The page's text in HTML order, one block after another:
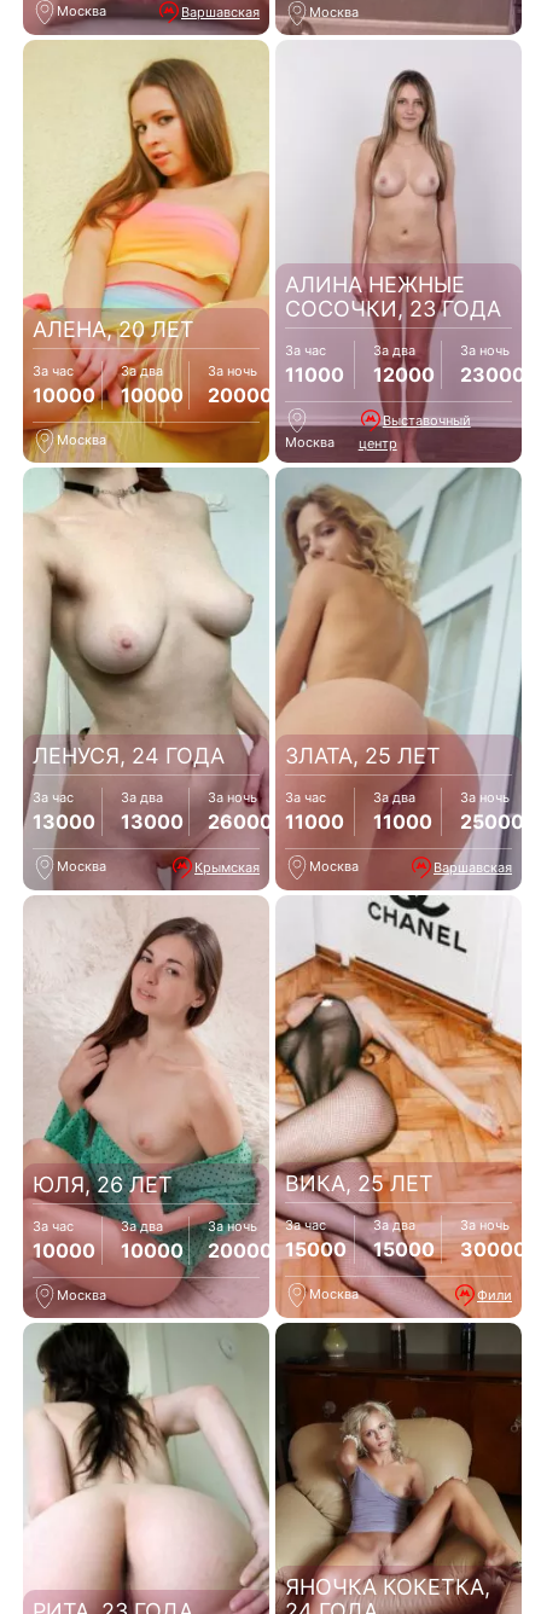
Москва Варшавская Москва
АЛЕНА, 20 ЛЕТ
За час
10000
За два
10000
За ночь
20000
Москва
АЛИНА НЕЖНЫЕ
СОСОЧКИ, 23 ГОДА
За час
11000
За два
12000
За ночь
23000
Москва
Выставочный
центр
ЛЕНУСЯ, 24 ГОДА
За час
13000
За два
13000
За ночь
26000
Москва Крымская
ЗЛАТА, 25 ЛЕТ
За час
11000
За два
11000
За ночь
25000
Москва Варшавская
ЮЛЯ, 26 ЛЕТ
За час
10000
За два
10000
За ночь
20000
Москва
ВИКА, 25 ЛЕТ
За час
15000
За два
15000
За ночь
30000
Москва Фили
ЯНОЧКА КОКЕТКА,